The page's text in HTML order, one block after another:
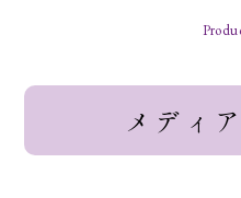
メディ